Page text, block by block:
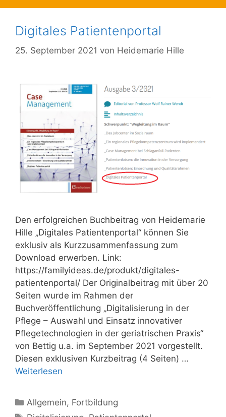
Digitales Patientenportal
25. September 2021 von Heidemarie Hille
Den erfolgreichen Buchbeitrag von Heidemarie
Hille „Digitales Patientenportal“ können Sie
exklusiv als Kurzzusammenfassung zum
Download erwerben. Link:
https://familyideas.de/produkt/digitales-
patientenportal/ Der Originalbeitrag mit über 20
Seiten wurde im Rahmen der
Buchveröffentlichung „Digitalisierung in der
Pflege – Auswahl und Einsatz innovativer
Pflegetechnologien in der geriatrischen Praxis“
von Bettig u.a. im September 2021 vorgestellt.
Diesen exklusiven Kurzbeitrag (4 Seiten) …
Weiterlesen
Kategorien
Allgemein, Fortbildung